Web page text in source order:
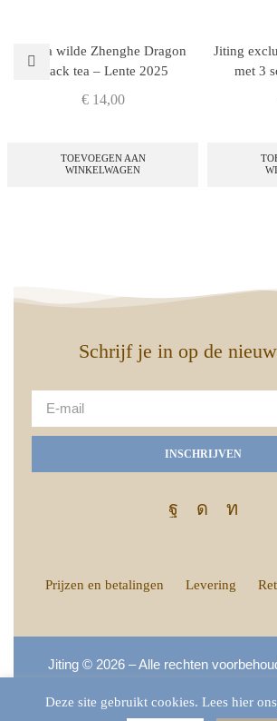
China wilde Zhenghe Dragon
Black tea – Lente 2025
€14,00
TOEVOEGEN AAN
WINKELWAGEN
Jiting
met 3
Schrijf je in op de
INSCHRIJVEN
Prijzen en betalingen Levering
Jiting © 2026 – Alle rechten
Deze site gebruikt cookies. Lees hier ons